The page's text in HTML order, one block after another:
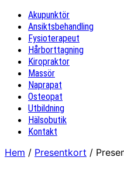
Akupunktör
Ansiktsbehandling
Fysioterapeut
Hårborttagning
Kiropraktor
Massör
Naprapat
Osteopat
Utbildning
Hälsobutik
Kontakt
Hem / Presentkort /